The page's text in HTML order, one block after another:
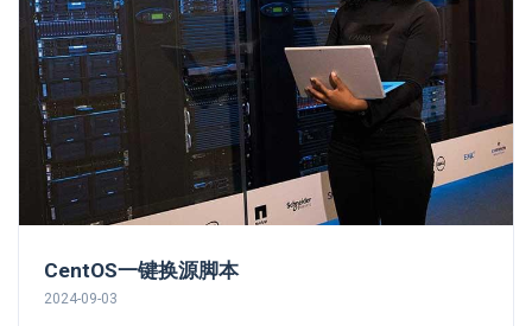
CentOS一键换源脚本
2024-09-03